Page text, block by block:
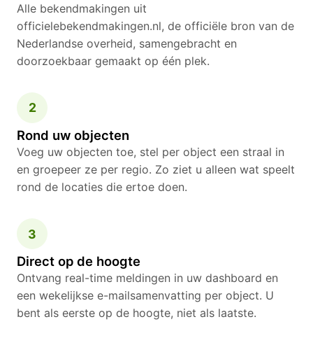
Alle bekendmakingen uit
officielebekendmakingen.nl, de officiële bron van de
Nederlandse overheid, samengebracht en
doorzoekbaar gemaakt op één plek.
2
Rond uw objecten
Voeg uw objecten toe, stel per object een straal in
en groepeer ze per regio. Zo ziet u alleen wat speelt
rond de locaties die ertoe doen.
3
Direct op de hoogte
Ontvang real-time meldingen in uw dashboard en
een wekelijkse e-mailsamenvatting per object. U
bent als eerste op de hoogte, niet als laatste.